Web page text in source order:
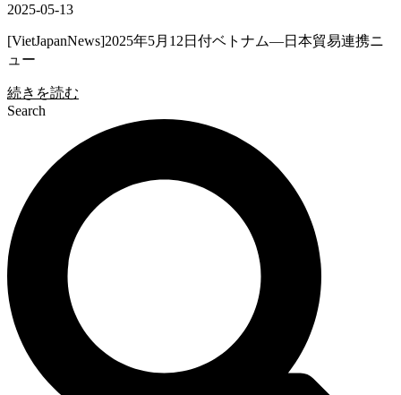
2025-05-13
[VietJapanNews]2025年5月12日付ベトナム―日本貿易連携ニ
ュー
続きを読む
Search